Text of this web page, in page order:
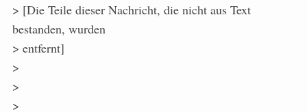
> [Die Teile dieser Nachricht, die nicht aus Text
bestanden, wurden
> entfernt]
>
>
>